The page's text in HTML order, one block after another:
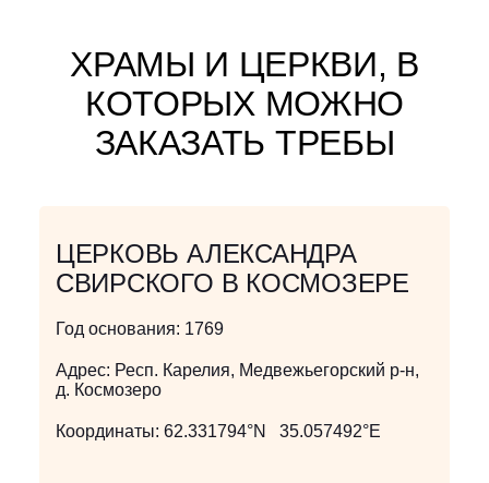
ХРАМЫ И ЦЕРКВИ, В
КОТОРЫХ МОЖНО
ЗАКАЗАТЬ ТРЕБЫ
ЦЕРКОВЬ АЛЕКСАНДРА
СВИРСКОГО В КОСМОЗЕРЕ
Год основания: 1769
Адрес: Респ. Карелия, Медвежьегорский р-н,
д. Космозеро
Координаты: 62.331794°N 35.057492°E